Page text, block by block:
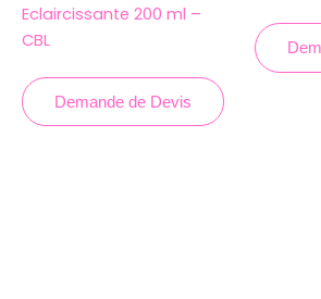
Eclaircissante 200 ml –
CBL
Demande de Devis